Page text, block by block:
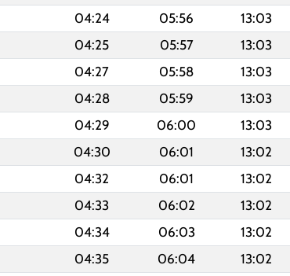
04:24 05:56 13:03
04:25 05:57 13:03
04:27 05:58 13:03
04:28 05:59 13:03
04:29 06:00 13:03
04:30 06:01 13:02
04:32 06:01 13:02
04:33 06:02 13:02
04:34 06:03 13:02
04:35 06:04 13:02